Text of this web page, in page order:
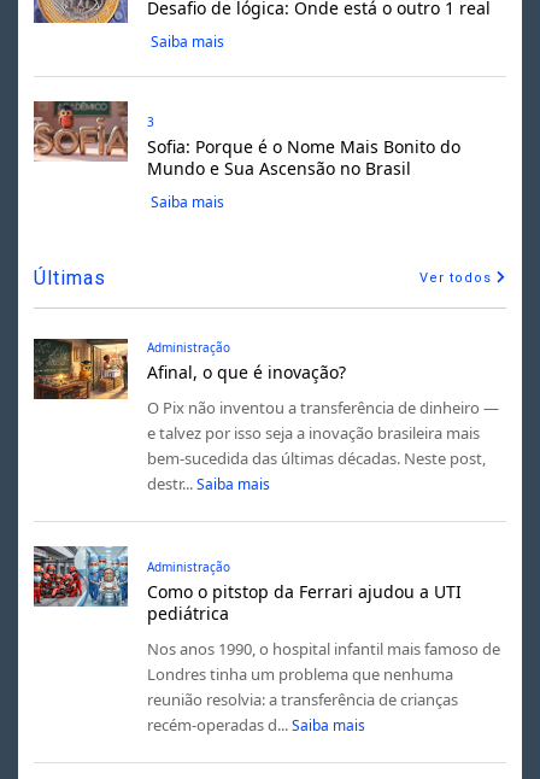
Desafio de lógica: Onde está o outro 1 real
Saiba mais
3
Sofia: Porque é o Nome Mais Bonito do
Mundo e Sua Ascensão no Brasil
Saiba mais
Últimas Ver todos
Administração
Afinal, o que é inovação?
O Pix não inventou a transferência de dinheiro —
e talvez por isso seja a inovação brasileira mais
bem-sucedida das últimas décadas. Neste post,
destr... Saiba mais
Administração
Como o pitstop da Ferrari ajudou a UTI
pediátrica
Nos anos 1990, o hospital infantil mais famoso de
Londres tinha um problema que nenhuma
reunião resolvia: a transferência de crianças
recém-operadas d... Saiba mais